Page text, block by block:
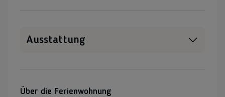
Ausstattung
Über die Ferienwohnung